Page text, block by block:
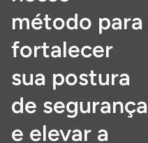
método para
fortalecer
sua postura
de segurança
e elevar a